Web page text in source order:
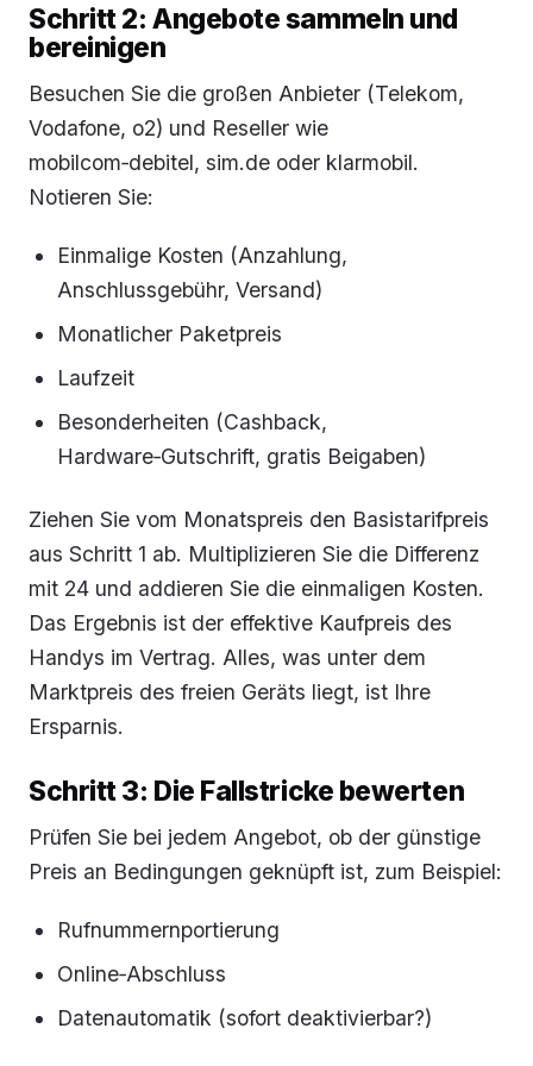
Schritt 2: Angebote sammeln und
bereinigen
Besuchen Sie die großen Anbieter (Telekom,
Vodafone, o2) und Reseller wie
mobilcom‑debitel, sim.de oder klarmobil.
Notieren Sie:
Einmalige Kosten (Anzahlung,
Anschlussgebühr, Versand)
Monatlicher Paketpreis
Laufzeit
Besonderheiten (Cashback,
Hardware‑Gutschrift, gratis Beigaben)
Ziehen Sie vom Monatspreis den Basistarifpreis
aus Schritt 1 ab. Multiplizieren Sie die Differenz
mit 24 und addieren Sie die einmaligen Kosten.
Das Ergebnis ist der effektive Kaufpreis des
Handys im Vertrag. Alles, was unter dem
Marktpreis des freien Geräts liegt, ist Ihre
Ersparnis.
Schritt 3: Die Fallstricke bewerten
Prüfen Sie bei jedem Angebot, ob der günstige
Preis an Bedingungen geknüpft ist, zum Beispiel:
Rufnummernportierung
Online‑Abschluss
Datenautomatik (sofort deaktivierbar?)